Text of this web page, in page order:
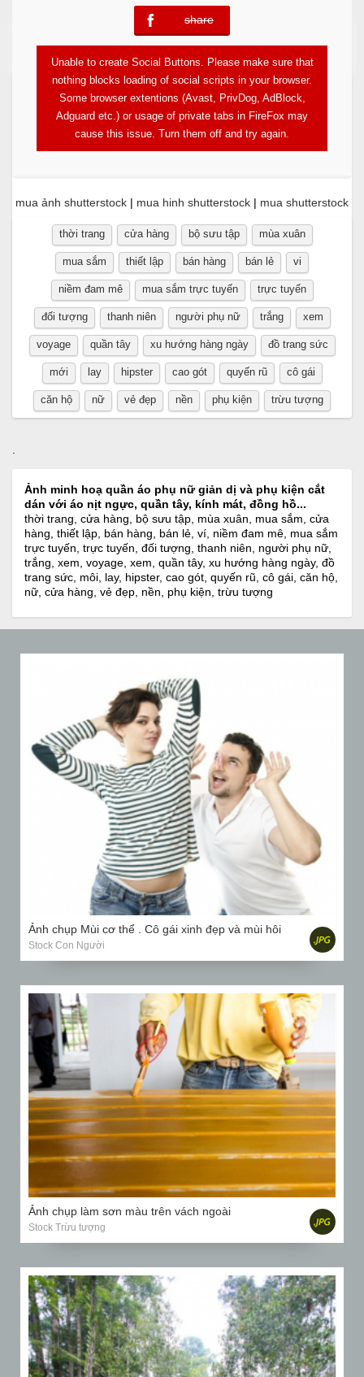
Free Download
share
error
Unable to create Social Buttons. Please make sure that
nothing blocks loading of social scripts in your browser.
Some browser extentions (Avast, PrivDog, AdBlock,
Adguard etc.) or usage of private tabs in FireFox may
cause this issue. Turn them off and try again.
mua ảnh shutterstock | mua hinh shutterstock | mua shutterstock
thời trang cửa hàng bộ sưu tập mùa xuân
mua sắm thiết lập bán hàng bán lẻ vi
niềm đam mê mua sắm trực tuyến trực tuyến
đối tượng thanh niên người phụ nữ trắng xem
voyage quần tây xu hướng hàng ngày đồ trang sức
mới lay hipster cao gót quyến rũ cô gái
căn hộ nữ vẻ đẹp nền phụ kiện trừu tượng
.
Ảnh minh hoạ quần áo phụ nữ giản dị và phụ kiện cắt
dán với áo nịt ngực, quần tây, kính mát, đồng hồ...
thời trang, cửa hàng, bộ sưu tập, mùa xuân, mua sắm, cửa
hàng, thiết lập, bán hàng, bán lẻ, ví, niềm đam mê, mua sắm
trực tuyến, trực tuyến, đối tượng, thanh niên, người phụ nữ,
trắng, xem, voyage, xem, quần tây, xu hướng hàng ngày, đồ
trang sức, môi, lay, hipster, cao gót, quyến rũ, cô gái, căn hộ,
nữ, cửa hàng, vẻ đẹp, nền, phụ kiện, trừu tượng
Ảnh chụp Mùi cơ thể . Cô gái xinh đẹp và mùi hôi
Stock Con Người
Ảnh chụp làm sơn màu trên vách ngoài
Stock Trừu tượng